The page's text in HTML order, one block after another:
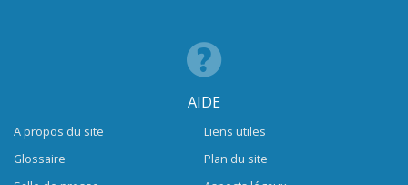
AIDE
A propos du site
Glossaire
Liens utiles
Plan du site